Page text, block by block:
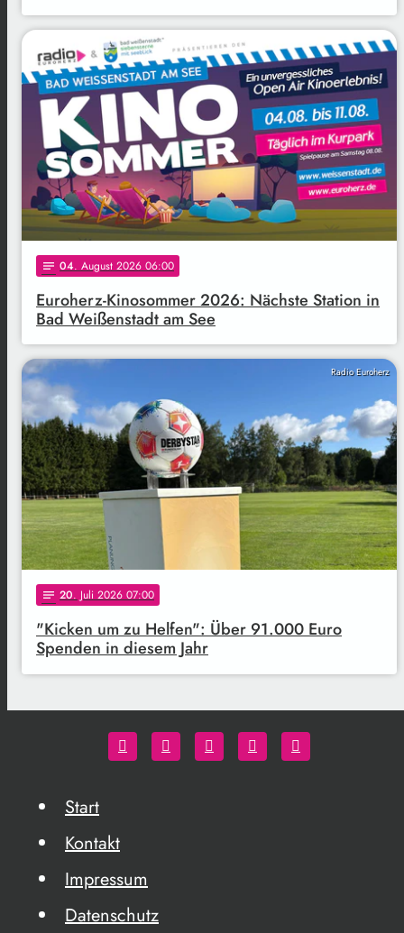
notes 04. August 2026 06:00
Euroherz-Kinosommer 2026: Nächste Station in
Bad Weißenstadt am See
Radio Euroherz
notes 20. Juli 2026 07:00
"Kicken um zu Helfen": Über 91.000 Euro
Spenden in diesem Jahr
Start
Kontakt
Impressum
Datenschutz